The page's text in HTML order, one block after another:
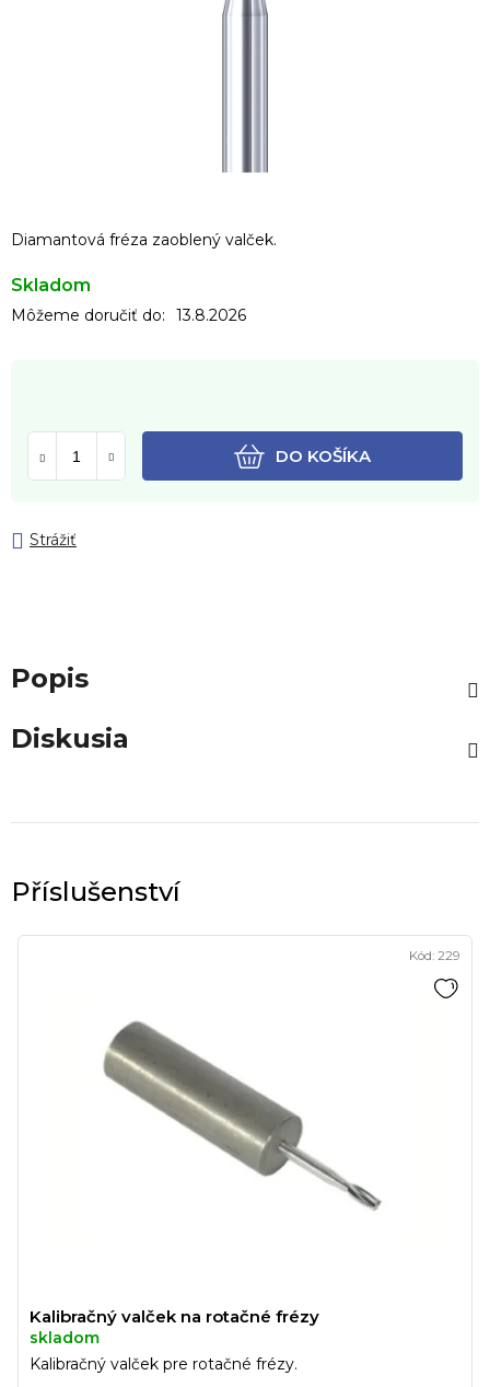
Diamantová fréza zaoblený valček.
Skladom
Môžeme doručiť do: 13.8.2026
DO KOŠÍKA
Strážiť
Popis
Diskusia
Kalibračný valček na rotačné frézy
skladom
Kalibračný valček pre rotačné frézy.
Kód: 229